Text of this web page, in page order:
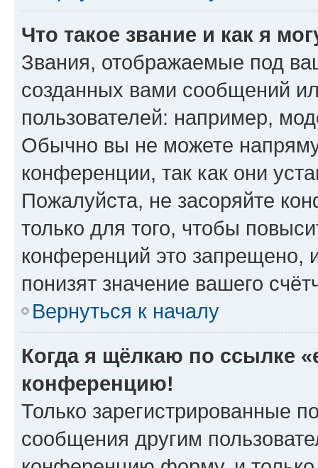
Что такое звание и как я
Звания, отображаемые под
созданных вами сообщений
пользователей: например,
Обычно вы не можете
конференции, так как они
Пожалуйста, не засоряйте
только для того, чтобы
конференций это запрещено,
понизят значение вашего
Вернуться к началу
Когда я щёлкаю по ссылке
конференцию!
Только зарегистрированные
сообщения другим